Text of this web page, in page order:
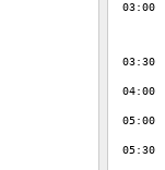
03:00
03:30
04:00
05:00
05:30